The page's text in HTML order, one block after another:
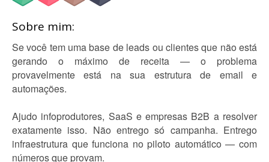
Sobre mim:
Se você tem uma base de leads ou clientes que não está
gerando o máximo de receita — o problema
provavelmente está na sua estrutura de email e
automações.
Ajudo infoprodutores, SaaS e empresas B2B a resolver
exatamente isso. Não entrego só campanha. Entrego
infraestrutura que funciona no piloto automático — com
números que provam.